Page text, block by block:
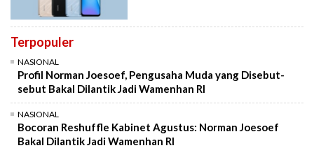
Terpopuler
NASIONAL
Profil Norman Joesoef, Pengusaha Muda yang Disebut-
sebut Bakal Dilantik Jadi Wamenhan RI
NASIONAL
Bocoran Reshuffle Kabinet Agustus: Norman Joesoef
Bakal Dilantik Jadi Wamenhan RI